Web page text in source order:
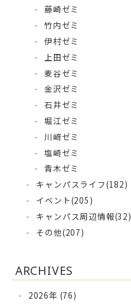
藤崎ゼミ
竹内ゼミ
伊村ゼミ
上田ゼミ
麦谷ゼミ
金沢ゼミ
石井ゼミ
堀江ゼミ
川﨑ゼミ
塩崎ゼミ
青木ゼミ
キャンパスライフ(182)
イベント(205)
キャンパス周辺情報(32)
その他(207)
ARCHIVES
2026年 (76)